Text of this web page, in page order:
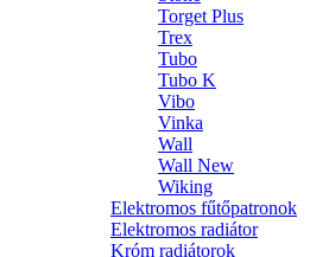
Torget Plus
Trex
Tubo
Tubo K
Vibo
Vinka
Wall
Wall New
Wiking
Elektromos fűtőpatronok
Elektromos radiátor
Króm radiátorok